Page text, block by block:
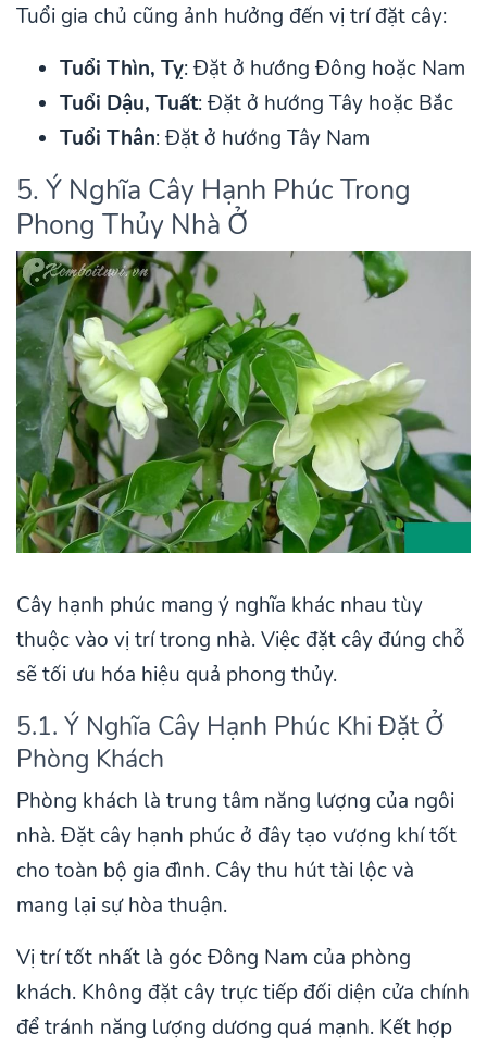
Tuổi gia chủ cũng ảnh hưởng đến vị trí đặt cây:
Tuổi Thìn, Tỵ: Đặt ở hướng Đông hoặc Nam
Tuổi Dậu, Tuất: Đặt ở hướng Tây hoặc Bắc
Tuổi Thân: Đặt ở hướng Tây Nam
5. Ý Nghĩa Cây Hạnh Phúc Trong
Phong Thủy Nhà Ở
Cây hạnh phúc mang ý nghĩa khác nhau tùy
thuộc vào vị trí trong nhà. Việc đặt cây đúng chỗ
sẽ tối ưu hóa hiệu quả phong thủy.
5.1. Ý Nghĩa Cây Hạnh Phúc Khi Đặt Ở
Phòng Khách
Phòng khách là trung tâm năng lượng của ngôi
nhà. Đặt cây hạnh phúc ở đây tạo vượng khí tốt
cho toàn bộ gia đình. Cây thu hút tài lộc và
mang lại sự hòa thuận.
Vị trí tốt nhất là góc Đông Nam của phòng
khách. Không đặt cây trực tiếp đối diện cửa chính
để tránh năng lượng dương quá mạnh. Kết hợp